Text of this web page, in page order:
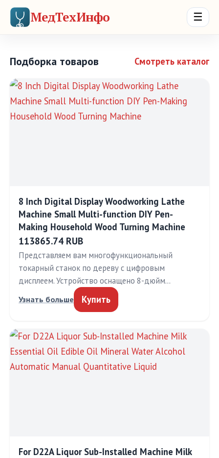
МедТехИнфо ☰
Подборка товаров Смотреть каталог
8 Inch Digital Display Woodworking Lathe
Machine Small Multi-function DIY Pen-
Making Household Wood Turning Machine
113865.74 RUB
Представляем вам многофункциональный
токарный станок по дереву с цифровым
дисплеем. Устройство оснащено 8-дюйм…
Узнать больше Купить
For D22A Liquor Sub-Installed Machine Milk